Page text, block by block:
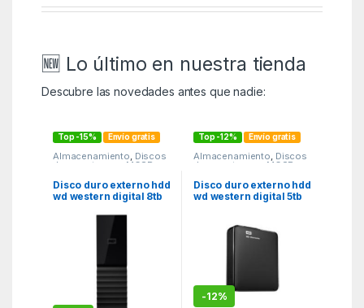
🆕 Lo último en nuestra tienda
Descubre las novedades antes que nadie:
Top -15% Envío gratis
Almacenamiento, Discos
duros externos MGSR
Disco duro externo hdd
wd western digital 8tb
Top -12% Envío gratis
Almacenamiento, Discos
duros externos MGSR
Disco duro externo hdd
wd western digital 5tb
-12%